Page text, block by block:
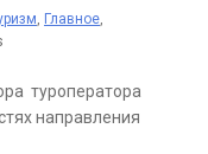
, Главное,
туроператора
направления